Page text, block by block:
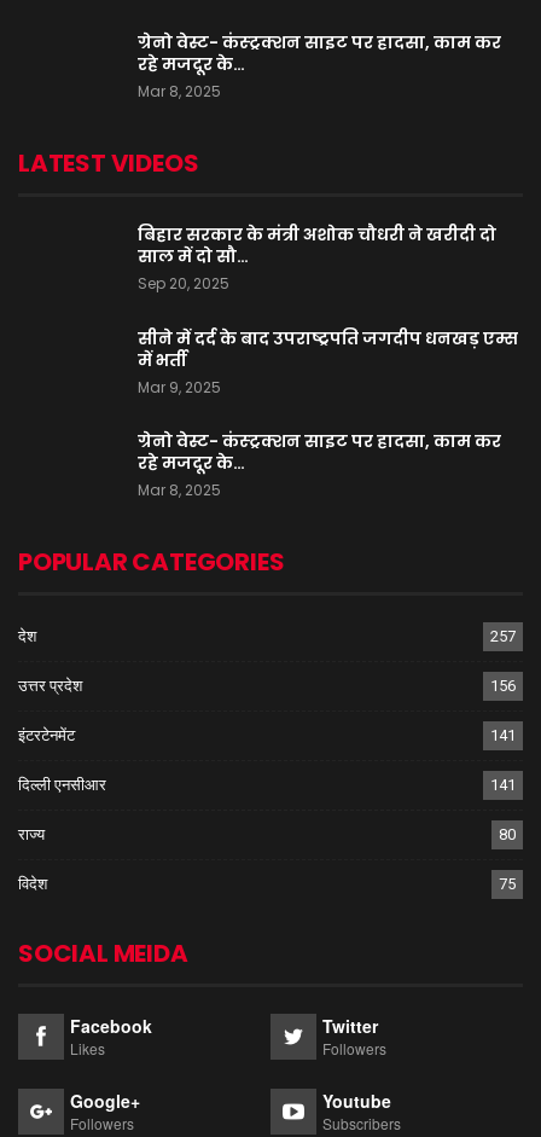
ग्रेनो वेस्ट- कंस्ट्रक्शन साइट पर हादसा, काम कर
रहे मजदूर के…
Mar 8, 2025
LATEST VIDEOS
बिहार सरकार के मंत्री अशोक चौधरी ने खरीदी दो
साल में दो सौ…
Sep 20, 2025
सीने में दर्द के बाद उपराष्ट्रपति जगदीप धनखड़ एम्स
में भर्ती
Mar 9, 2025
ग्रेनो वेस्ट- कंस्ट्रक्शन साइट पर हादसा, काम कर
रहे मजदूर के…
Mar 8, 2025
POPULAR CATEGORIES
देश 257
उत्तर प्रदेश 156
इंटरटेनमेंट 141
दिल्ली एनसीआर 141
राज्य 80
विदेश 75
SOCIAL MEIDA
Facebook
Likes
Twitter
Followers
Google+
Followers
Youtube
Subscribers